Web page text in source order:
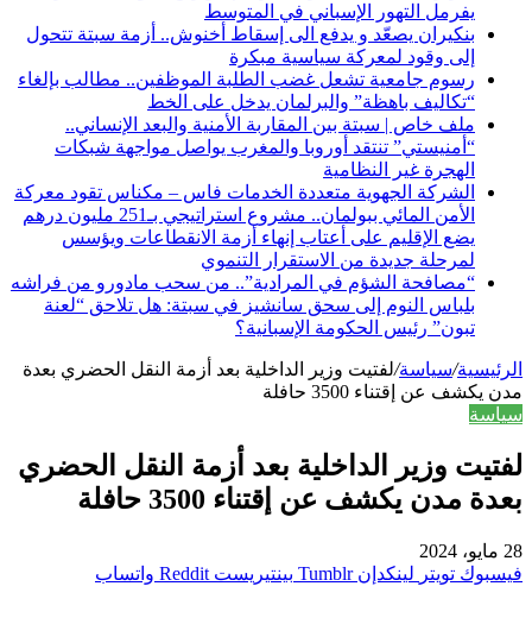
يفرمل التهور الإسباني في المتوسط
بنكيران يصعّد و يدفع الى إسقاط أخنوش.. أزمة سبتة تتحول
إلى وقود لمعركة سياسية مبكرة
رسوم جامعية تشعل غضب الطلبة الموظفين.. مطالب بإلغاء
“تكاليف باهظة” والبرلمان يدخل على الخط
ملف خاص | سبتة بين المقاربة الأمنية والبعد الإنساني..
“أمنيستي” تنتقد أوروبا والمغرب يواصل مواجهة شبكات
الهجرة غير النظامية
الشركة الجهوية متعددة الخدمات فاس – مكناس تقود معركة
الأمن المائي ببولمان.. مشروع استراتيجي بـ251 مليون درهم
يضع الإقليم على أعتاب إنهاء أزمة الانقطاعات ويؤسس
لمرحلة جديدة من الاستقرار التنموي
“مصافحة الشؤم في المرادية”.. من سحب مادورو من فراشه
بلباس النوم إلى سحق سانشيز في سبتة: هل تلاحق “لعنة
تبون” رئيس الحكومة الإسبانية؟
الرئيسية/سياسة/لفتيت وزير الداخلية بعد أزمة النقل الحضري بعدة
مدن يكشف عن إقتناء 3500 حافلة
سياسة
لفتيت وزير الداخلية بعد أزمة النقل الحضري
بعدة مدن يكشف عن إقتناء 3500 حافلة
28 مايو، 2024
فيسبوك تويتر لينكدإن بينتيريست واتساب